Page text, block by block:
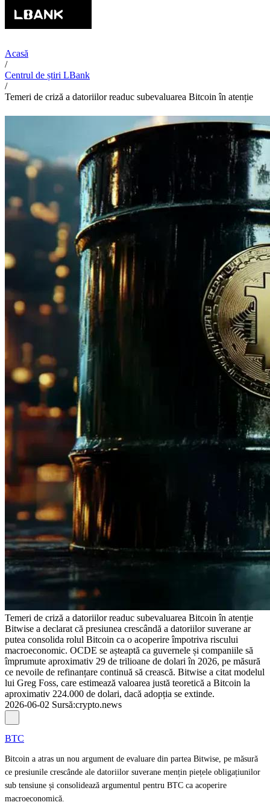
Acasă
/
Centrul de știri LBank
/
Temeri de criză a datoriilor readuc subevaluarea Bitcoin în atenție
Temeri de criză a datoriilor readuc subevaluarea Bitcoin în atenție
Bitwise a declarat că presiunea crescândă a datoriilor suverane ar
putea consolida rolul Bitcoin ca o acoperire împotriva riscului
macroeconomic. OCDE se așteaptă ca guvernele și companiile să
împrumute aproximativ 29 de trilioane de dolari în 2026, pe măsură
ce nevoile de refinanțare continuă să crească. Bitwise a citat modelul
lui Greg Foss, care estimează valoarea justă teoretică a Bitcoin la
aproximativ 224.000 de dolari, dacă adopția se extinde.
2026-06-02 Sursă:crypto.news
BTC
Bitcoin a atras un nou argument de evaluare din partea Bitwise, pe măsură
ce presiunile crescânde ale datoriilor suverane mențin piețele obligațiunilor
sub tensiune și consolidează argumentul pentru BTC ca acoperire
macroeconomică.